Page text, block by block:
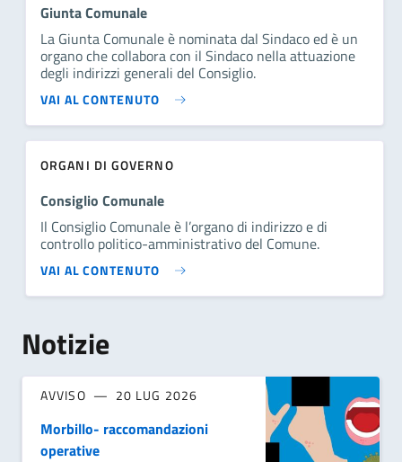
Giunta Comunale
La Giunta Comunale è nominata dal Sindaco ed è un
organo che collabora con il Sindaco nella attuazione
degli indirizzi generali del Consiglio.
VAI AL CONTENUTO
ORGANI DI GOVERNO
Consiglio Comunale
Il Consiglio Comunale è l’organo di indirizzo e di
controllo politico-amministrativo del Comune.
VAI AL CONTENUTO
Notizie
AVVISO 20 LUG 2026
Morbillo- raccomandazioni
operative